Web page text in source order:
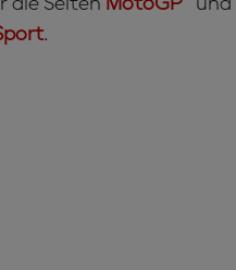
die Seiten MotoGP™ und
.